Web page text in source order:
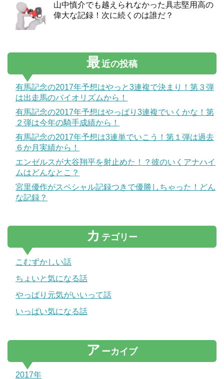
山中慎介でも越えられなかった具志堅用高の
偉大な記録！次に続くのは誰だ？
最近の投稿
有馬記念の2017年予想はやっと3連複で決まり！第３弾
は出走馬のバイオリズムから！
有馬記念の2017年予想はやっぱり3連複でいくかな！第
２弾は今年の騎手成績から！
有馬記念の2017年予想は3連単でいこう！第１弾は過去
６か月実績から！
エンゼルスが大谷翔平を射止めた！？彼のいくアナハイ
ムはどんなとこ？
宮里優作がスペシャル記録つきで優勝しちゃった！どん
な記録？
カ テゴリー
こむずかしい話
ちょいと気になる話
やっぱり元気がいいって話
いっぱい気になる話
ア ーカイブ
2017年